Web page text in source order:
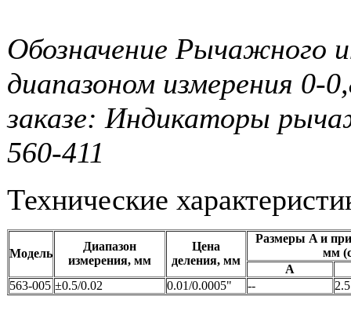
Обозначение Рычажного
диапазоном измерения 0-
заказе: Индикаторы
560-411
Технические
Модель
Диапазон
измерения, мм
Цена
деления, мм
Размеры A и
мм
A
563-005 ±0.5/0.02 0.01/0.0005" -- 2.5